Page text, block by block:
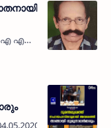
എ എസ്
കോവിഡ്